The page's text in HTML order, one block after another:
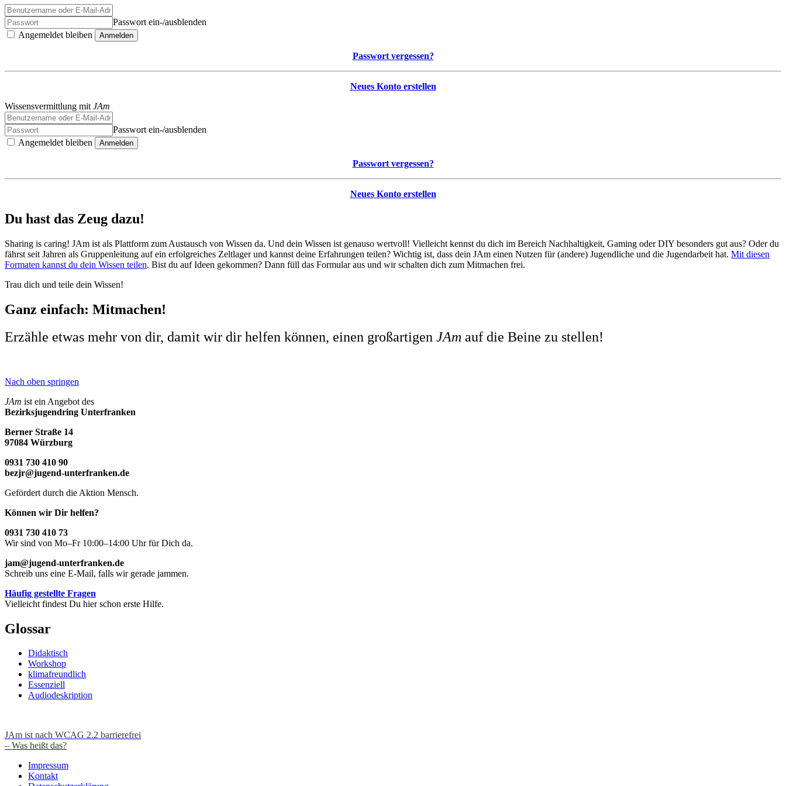
Passwort ein-/ausblenden
Angemeldet bleiben
Anmelden
Passwort vergessen?
Neues Konto erstellen
Wissensvermittlung mit JAm
Passwort ein-/ausblenden
Angemeldet bleiben
Anmelden
Passwort vergessen?
Neues Konto erstellen
Du hast das Zeug dazu!
Sharing is caring! JAm ist als Plattform zum Austausch von Wissen da. Und dein Wissen ist genauso wertvoll! Vielleicht kennst du dich im Bereich Nachhaltigkeit, Gaming oder DIY besonders gut aus? Oder du
fährst seit Jahren als Gruppenleitung auf ein erfolgreiches Zeltlager und kannst deine Erfahrungen teilen? Wichtig ist, dass dein JAm einen Nutzen für (andere) Jugendliche und die Jugendarbeit hat. Mit diesen
Formaten kannst du dein Wissen teilen. Bist du auf Ideen gekommen? Dann füll das Formular aus und wir schalten dich zum Mitmachen frei.
Trau dich und teile dein Wissen!
Ganz einfach: Mitmachen!
Erzähle etwas mehr von dir, damit wir dir helfen können, einen großartigen JAm auf die Beine zu stellen!
Nach oben springen
JAm ist ein Angebot des
Bezirksjugendring Unterfranken
Berner Straße 14
97084 Würzburg
0931 730 410 90
bezjr@jugend-unterfranken.de
Gefördert durch die Aktion Mensch.
Können wir Dir helfen?
0931 730 410 73
Wir sind von Mo–Fr 10:00–14:00 Uhr für Dich da.
jam@jugend-unterfranken.de
Schreib uns eine E-Mail, falls wir gerade jammen.
Häufig gestellte Fragen
Vielleicht findest Du hier schon erste Hilfe.
Glossar
Didaktisch
Workshop
klimafreundlich
Essenziell
Audiodeskription
JAm ist nach WCAG 2.2 barrierefrei
– Was heißt das?
Impressum
Kontakt